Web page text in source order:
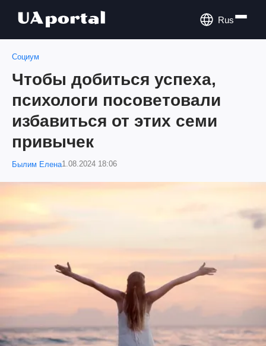
Rus
Социум
Чтобы добиться успеха,
психологи посоветовали
избавиться от этих семи
привычек
Былим Елена1.08.2024 18:06